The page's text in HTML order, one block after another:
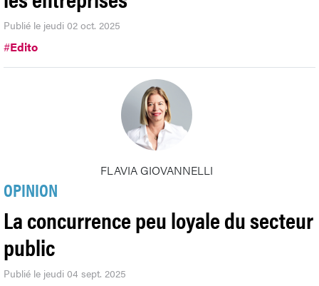
Publié le jeudi 02 oct. 2025
#Edito
FLAVIA GIOVANNELLI
OPINION
La concurrence peu loyale du secteur
public
Publié le jeudi 04 sept. 2025